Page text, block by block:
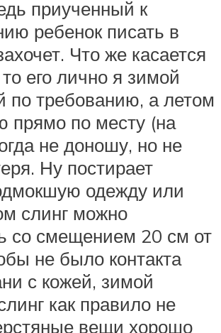
приученный к
ребенок писать в
Что же касается
его лично я зимой
по требованию, а летом
прямо по месту (на
не доношу, но не
Ну постирает
одежду или
слинг можно
со смещением 20 см от
не было контакта
с кожей, зимой
как правило не
вещи хорошо